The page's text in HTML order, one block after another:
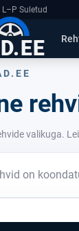
L–P Suletud
valikuga.
on